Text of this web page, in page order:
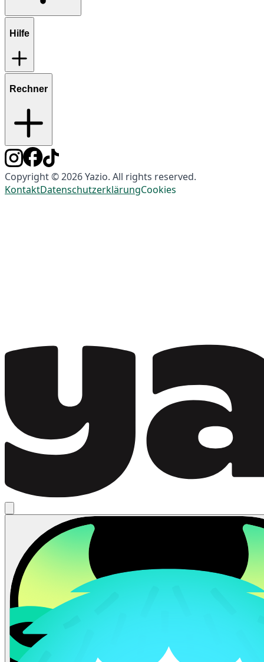
Hilfe
Rechner
Copyright © 2026 Yazio. All rights reserved.
KontaktDatenschutzerklärungCookies